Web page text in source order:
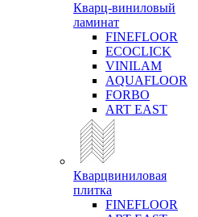
Кварц-виниловый
ламинат
FINEFLOOR
ECOCLICK
VINILAM
AQUAFLOOR
FORBO
ART EAST
Кварцвиниловая
плитка
FINEFLOOR